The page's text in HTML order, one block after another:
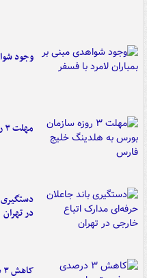
وجود
مهلت ۳ روزه سازمان بورس به هلدینگ خلیج فارس
دستگیری
در تهران